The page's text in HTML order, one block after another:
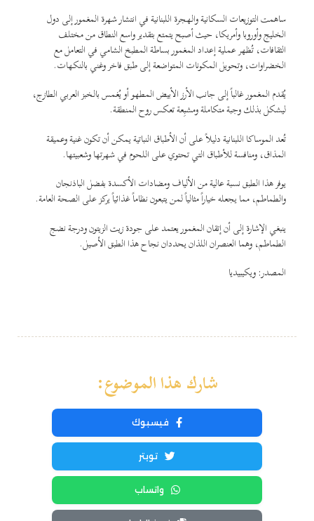
ساهمت التوزيعات السكانية والهجرة اللبنانية في انتشار شهرة المغمور إلى دول
الخليج وأوروبا وأمريكا، حيث أصبح يتمتع بتقدير واسع النطاق من مختلف
الثقافات، تُظهر عملية إعداد المغمور بساطة المطبخ الشامي في التعامل مع
الخضراوات، وتحويل المكونات المتواضعة إلى طبق فاخر وغني بالنكهات.
يُقدم المغمور غالباً إلى جانب الأرز الأبيض المطهو أو يُغمس بالخبز العربي الطازج،
ليشكل بذلك وجبة متكاملة ومشبِعة تعكس روح المنطقة.
تُعد الموساكا اللبنانية دليلاً على أن الأطباق النباتية يمكن أن تكون غنية وعميقة
المذاق، ومنافسة للأطباق التي تحتوي على اللحوم في شهرتها وشعبيتها.
يوفر هذا الطبق نسبة عالية من الألياف ومضادات الأكسدة بفضل الباذنجان
والطماطم، مما يجعله خياراً مثالياً لمن يتبعون نظاماً غذائياً يركز على الصحة العامة.
ينبغي الإشارة إلى أن إتقان المغمور يعتمد على جودة زيت الزيتون ودرجة نضج
الطماطم، وهما العنصران اللذان يحددان نجاح هذا الطبق الأصيل.
المصدر: ويكيبيديا
شارك هذا الموضوع:
فيسبوك
تويتر
واتساب